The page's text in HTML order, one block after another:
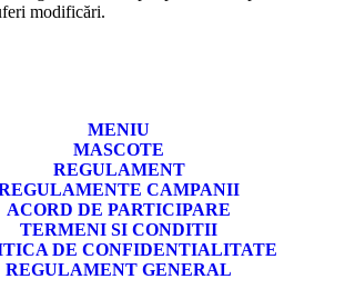
modificări.
MENIU
MASCOTE
REGULAMENT
CAMPANII
ACORD DE PARTICIPARE
TERMENI SI CONDITII
DE CONFIDENTIALITATE
REGULAMENT GENERAL